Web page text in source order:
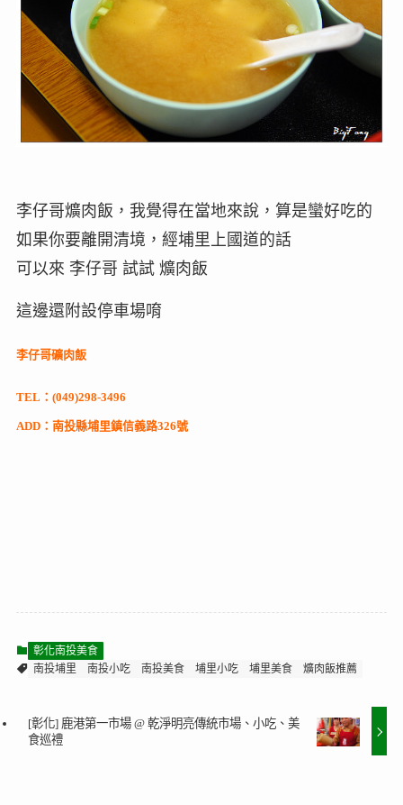
李仔哥爌肉飯，我覺得在當地來說，算是蠻好吃的
如果你要離開清境，經埔里上國道的話
可以來 李仔哥 試試 爌肉飯
這邊還附設停車場唷
李仔哥礦肉飯
TEL：(049)298-3496
ADD：南投縣埔里鎮信義路326號
彰化南投美食
南投埔里
南投小吃 南投美食 埔里小吃 埔里美食 爌肉飯推薦
[彰化] 鹿港第一市場 @ 乾淨明亮傳統市場、小吃、美
食巡禮